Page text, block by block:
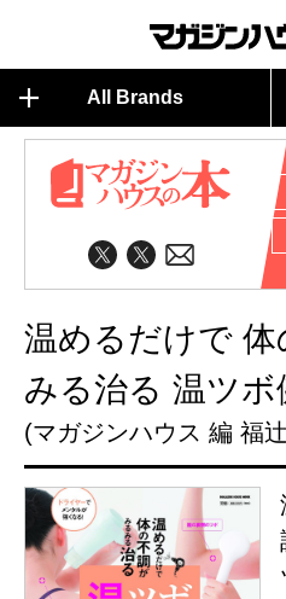
All Brands
温めるだけで 体
みる治る 温ツボ
(マガジンハウス 編 福